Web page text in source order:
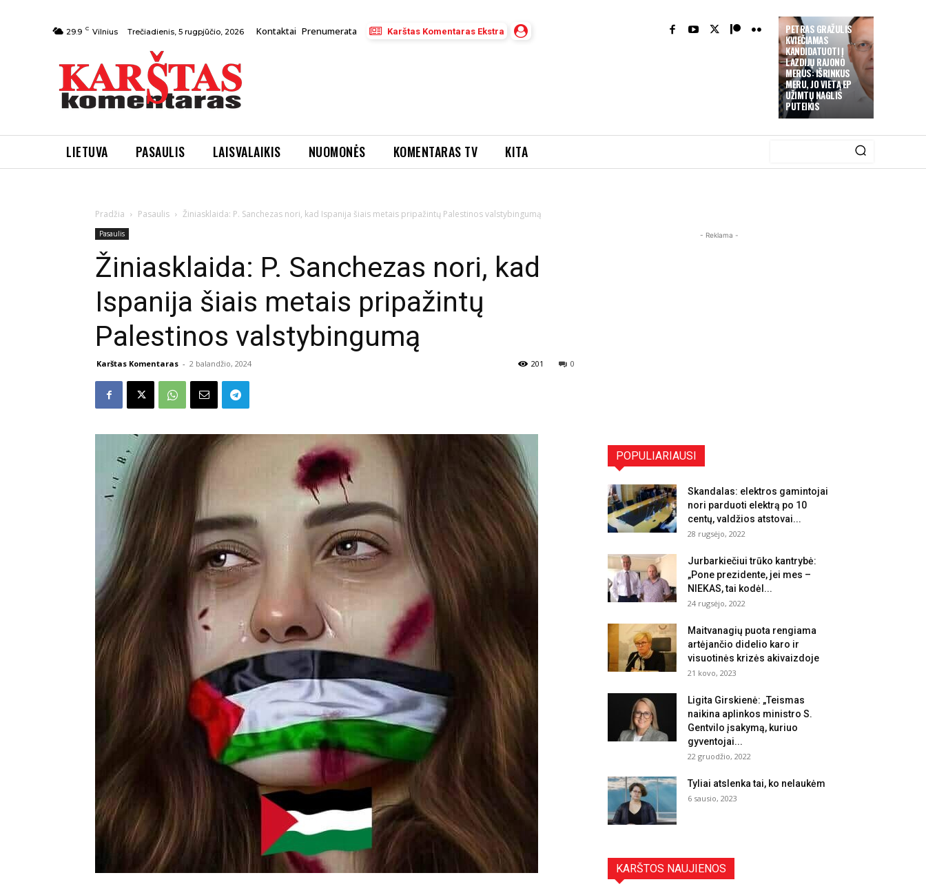
PETRAS GRAŽULIS
KVIEČIAMAS
KANDIDATUOTI Į
LAZDIJŲ RAJONO
MERUS: IŠRINKUS
MERU, JO VIETĄ EP
UŽIMTŲ NAGLIS
PUTEIKIS
29.9 C Vilnius Trečiadienis, 5 rugpjūčio, 2026 Kontaktai Prenumerata Karštas Komentaras Ekstra
LIETUVA PASAULIS LAISVALAIKIS NUOMONĖS KOMENTARAS TV KITA
Pradžia Pasaulis Žiniasklaida: P. Sanchezas nori, kad Ispanija šiais metais pripažintų Palestinos valstybingumą
Pasaulis
Žiniasklaida: P. Sanchezas nori, kad
Ispanija šiais metais pripažintų
Palestinos valstybingumą
Karštas Komentaras - 2 balandžio, 2024 0
201
- Reklama -
POPULIARIAUSI
Skandalas: elektros gamintojai
nori parduoti elektrą po 10
centų, valdžios atstovai...
28 rugsėjo, 2022
Jurbarkiečiui trūko kantrybė:
„Pone prezidente, jei mes –
NIEKAS, tai kodėl...
24 rugsėjo, 2022
Maitvanagių puota rengiama
artėjančio didelio karo ir
visuotinės krizės akivaizdoje
21 kovo, 2023
Ligita Girskienė: „Teismas
naikina aplinkos ministro S.
Gentvilo įsakymą, kuriuo
gyventojai...
22 gruodžio, 2022
Tyliai atslenka tai, ko nelaukėm
6 sausio, 2023
KARŠTOS NAUJIENOS